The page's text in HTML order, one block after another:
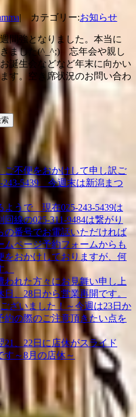
| カテゴリー:お知らせ
間強となりました。本当に
ました(^_^;) 忘年会や親し
誕生会などなど年末に向かい
す。空き席状況のお問い合わ
ご不便をおかけして申し訳ご
243-5439 今週末は新潟まつ
うで 現在025‐243‐5439は
線の025‐311‐9484は繋がり
の番号でお電話いただければ
ムページ予約フォームからも
をおかけしておりますが、何
われた方々にお見舞い申し上
、28日から営業再開です。
ざいました！～今週は23日か
約の際のご注意頂きたい点を
21、22日に店休がスライド
す～8月の店休～